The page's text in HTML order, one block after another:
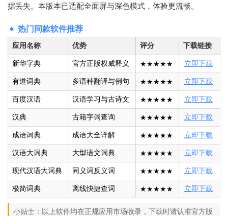
据丢失。本版本已适配全面屏与深色模式，体验更流畅。
热门同款软件推荐
应用名称 优势 评分 下载链接
新华字典 官方正版权威释义 ★★★★★ 立即下载
有道词典 多语种翻译与例句 ★★★★★ 立即下载
百度汉语 汉语学习与古诗文 ★★★★★ 立即下载
汉典 古籍字词查询 ★★★★★ 立即下载
成语词典 成语大全详解 ★★★★★ 立即下载
汉语大词典 大型语文词典 ★★★★★ 立即下载
现代汉语大词典 同义词反义词 ★★★★★ 立即下载
极简词典 离线快捷查词 ★★★★★ 立即下载
小贴士：以上软件均在正规应用市场收录，下载时请认准官方版